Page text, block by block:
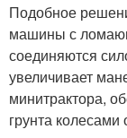
Подобное
машины с
соединяются
увеличивает
минитрактора,
грунта колесами